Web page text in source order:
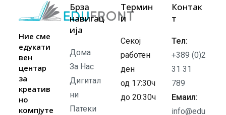
Ние сме
едукати
вен
центар
за
креатив
но
компјуте
Брза
навигац
ија
Дома
За Нас
Дигитал
ни
Патеки
Термин
и
Секој
работен
ден
од 17:30ч
до 20:30ч
Контак
т
Тел:
+389 (0)2
31 31
789
Емаил:
info@edu